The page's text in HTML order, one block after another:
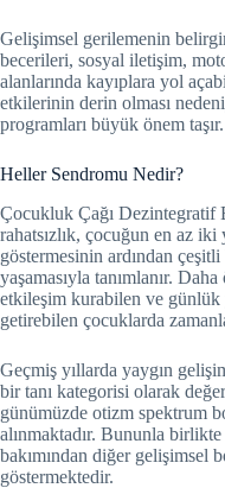
Gelişimsel gerilemenin
becerileri, sosyal iletişim,
alanlarında kayıplara yol
etkilerinin derin olması
programları büyük önem taşır.
Heller Sendromu Nedir?
Çocukluk Çağı
rahatsızlık, çocuğun en az
göstermesinin ardından
yaşamasıyla tanımlanır.
etkileşim kurabilen ve
getirebilen çocuklarda
Geçmiş yıllarda yaygın
bir tanı kategorisi olarak
günümüzde otizm spektrum
alınmaktadır. Bununla
bakımından diğer gelişimsel
göstermektedir.